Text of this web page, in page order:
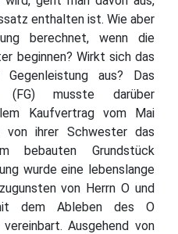
enthalten ist. Wie aber
berechnet, wenn die
beginnen? Wirkt sich das
aus? Das
(FG) musste darüber
Kaufvertrag vom Mai
ihrer Schwester das
bebauten Grundstück
wurde eine lebenslange
von Herrn O und
dem Ableben des O
Ausgehend von